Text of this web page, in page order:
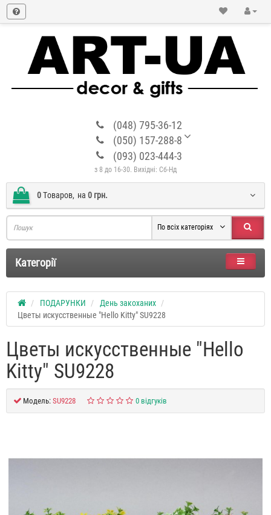
(048) 795-36-12
(050) 157-288-8
(093) 023-444-3
з 8 до 16-30. Вихідні: Сб-Нд
0Tоваров, на 0 грн.
По всіх категоріях
Категорії
ПОДАРУНКИ
День закоханих
Цветы искусственные "Hello Kitty" SU9228
Цветы искусственные "Hello
Kitty" SU9228
Модель: SU9228 0 відгуків